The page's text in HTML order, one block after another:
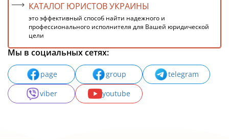
КАТАЛОГ ЮРИСТОВ УКРАИНЫ
это эффективный способ найти надежного и
профессионального исполнителя для Вашей юридической
цели
Мы в социальных сетях:
page group
telegram
viber
youtube